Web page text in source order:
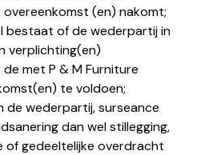
(en) nakomt;
bestaat of de wederpartij in
verplichting(en)
met P & M Furniture
te voldoen;
de wederpartij, surseance
dan wel stillegging,
of gedeeltelijke overdracht